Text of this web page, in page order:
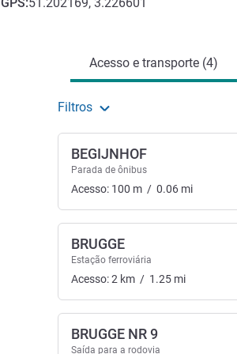
Acesso e transporte (4)
Filtros
BEGIJNHOF
Parada de ônibus
Acesso: 100 m / 0.06 mi
BRUGGE
Estação ferroviária
Acesso:2 km / 1.25 mi
BRUGGE NR 9
Saída para a rodovia